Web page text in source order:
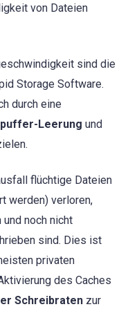
von Dateien
sind die
Storage Software.
durch eine
Leerung und
flüchtige Dateien
werden) verloren,
noch nicht
sind. Dies ist
privaten
des Caches
Schreibraten zur